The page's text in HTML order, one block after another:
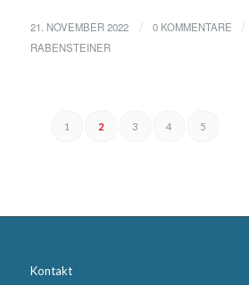
21. NOVEMBER 2022 / 0 KOMMENTARE /
RABENSTEINER
1 2 3 4 5
Kontakt